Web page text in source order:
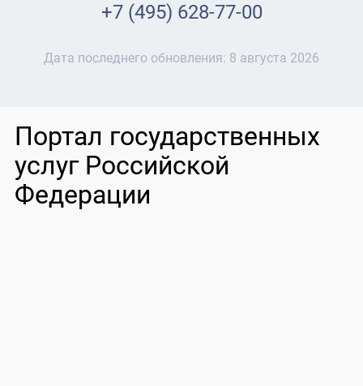
+7 (495) 628-77-00
Дата последнего обновления: 8 августа 2026
Портал государственных
услуг Российской
Федерации